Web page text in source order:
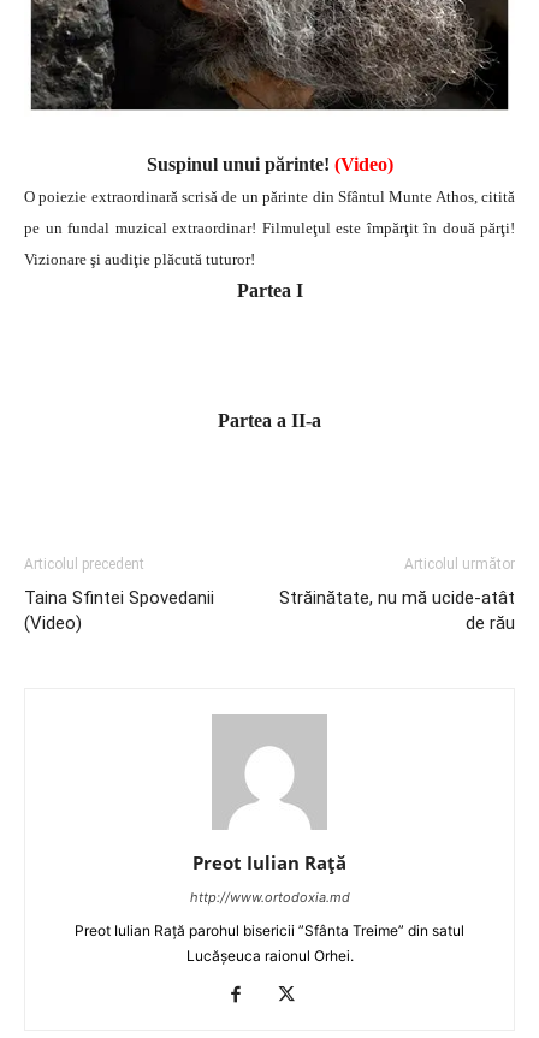
Suspinul unui părinte! (Video)
O poiezie extraordinară scrisă de un părinte din Sfântul Munte Athos, citită
pe un fundal muzical extraordinar! Filmuleţul este împărţit în două părţi!
Vizionare şi audiţie plăcută tuturor!
Partea I
Partea a II-a
Articolul precedent
Taina Sfintei Spovedanii
(Video)
Articolul următor
Străinătate, nu mă ucide-atât
de rău
Preot Iulian Raţă
http://www.ortodoxia.md
Preot Iulian Rață parohul bisericii ”Sfânta Treime” din satul
Lucășeuca raionul Orhei.